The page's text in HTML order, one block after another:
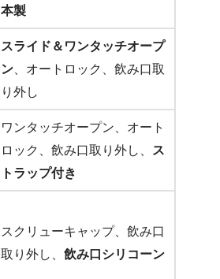
本製
スライド＆ワンタッチオープ
ン、オートロック、飲み口取
り外し
ワンタッチオープン、オート
ロック、飲み口取り外し、 ス
トラップ付き
スクリューキャップ、飲み口
取り外し、 飲み口シリコーン